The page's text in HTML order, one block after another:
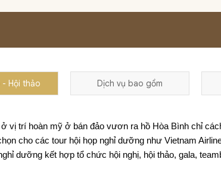
Hội thảo Dịch vụ bao gồm
vị trí hoàn mỹ ở bán đảo vươn ra hồ Hòa Bình chỉ
cho các tour hội họp nghỉ dưỡng như Vietnam
dưỡng kết hợp tổ chức hội nghị, hội thảo, gala,